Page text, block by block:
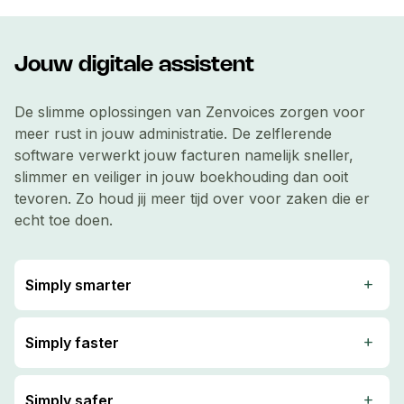
Jouw digitale assistent
De slimme oplossingen van Zenvoices zorgen voor
meer rust in jouw administratie. De zelflerende
software verwerkt jouw facturen namelijk sneller,
slimmer en veiliger in jouw boekhouding dan ooit
tevoren. Zo houd jij meer tijd over voor zaken die er
echt toe doen.
Simply smarter
add
Onze factuurherkenningssoftware leert van de
beste in het vak: de boekhouder. Door de inzet
van machine learning wordt Zenvoices bij iedere
Simply faster
add
Werk sneller door niet zelf te doen wat Zenvoices
kan. Repetitieve handmatige boekhoudacties zijn
Simply safer
add